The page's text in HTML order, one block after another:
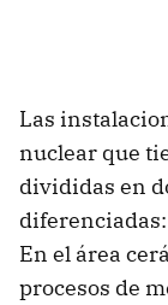
Las
nuclear que
divididas en
diferenciadas:
En el área
procesos de